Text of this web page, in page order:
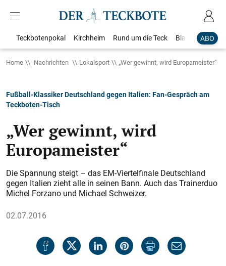
ABO
Teckbotenpokal Kirchheim Rund um die Teck Blaulicht
Home Nachrichten Lokalsport „Wer gewinnt, wird Europameister“
Fußball-Klassiker Deutschland gegen Italien: Fan-Gespräch am
Teckboten-Tisch
„Wer gewinnt, wird
Europameister“
Die Spannung steigt – das EM-Viertelfinale Deutschland
gegen Italien zieht alle in seinen Bann. Auch das Trainerduo
Michel Forzano und Michael Schweizer.
02.07.2016